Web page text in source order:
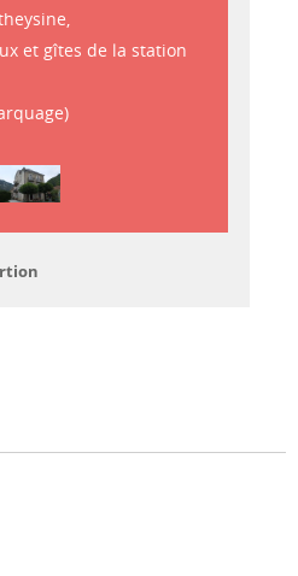
et gîtes de la station